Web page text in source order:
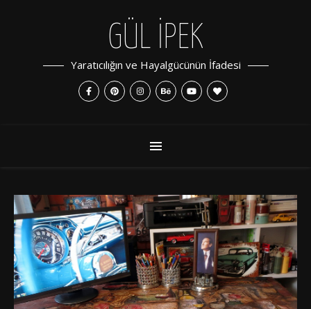
GÜL İPEK
Yaratıcılığın ve Hayalgücünün İfadesi